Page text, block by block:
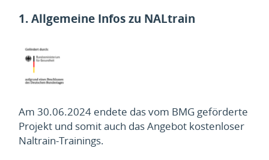
1.Allgemeine Infos zu NALtrain
Am 30.06.2024 endete das vom BMG geförderte
Projekt und somit auch das Angebot kostenloser
Naltrain-Trainings.